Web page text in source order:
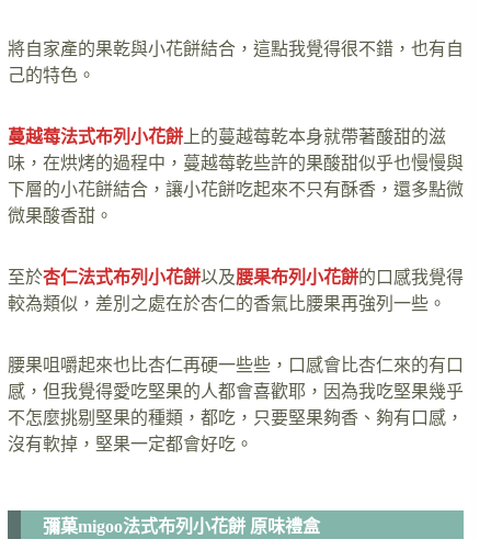
將自家產的果乾與小花餅結合，這點我覺得很不錯，也有自
己的特色。
蔓越莓法式布列小花餅 上的蔓越莓乾本身就帶著酸甜的滋
味，在烘烤的過程中，蔓越莓乾些許的果酸甜似乎也慢慢與
下層的小花餅結合，讓小花餅吃起來不只有酥香，還多點微
微果酸香甜。
至於杏仁法式布列小花餅以及腰果布列小花餅的口感我覺得
較為類似，差別之處在於杏仁的香氣比腰果再強列一些。
腰果咀嚼起來也比杏仁再硬一些些，口感會比杏仁來的有口
感，但我覺得愛吃堅果的人都會喜歡耶，因為我吃堅果幾乎
不怎麼挑剔堅果的種類，都吃，只要堅果夠香、夠有口感，
沒有軟掉，堅果一定都會好吃。
彌菓migoo法式布列小花餅 原味禮盒